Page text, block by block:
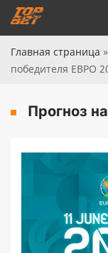
Главная страница »
победителя ЕВРО
Прогноз